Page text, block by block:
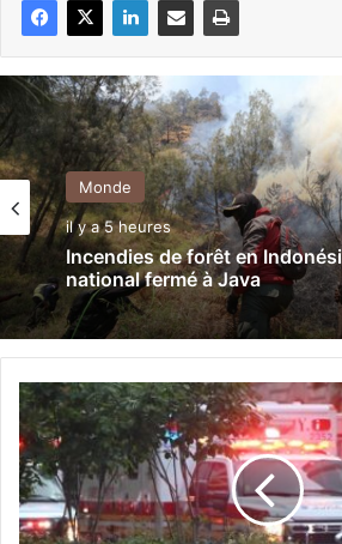
Monde
il y a 5 heures
Incendies de forêt en
national fermé à Java
E
t
a
t
s
-